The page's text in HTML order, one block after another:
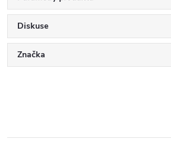
Diskuse
Značka